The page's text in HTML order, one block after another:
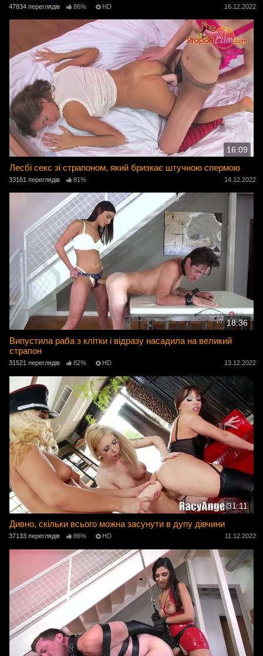
47834 переглядів 86% HD 16.12.2022
16:09
Лесбі секс зі страпоном, який бризкає штучною спермою
33161 переглядів 81% 14.12.2022
18:36
Випустила раба з клітки і відразу насадила на великий
страпон
31521 переглядів 82% HD 13.12.2022
31:11
Дивно, скільки всього можна засунути в дупу дівчини
37133 переглядів 86% HD 11.12.2022